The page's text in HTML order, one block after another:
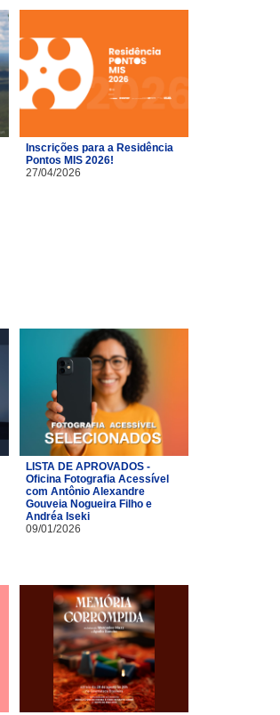
Inscrições para a Residência
Pontos MIS 2026!
27/04/2026
LISTA DE APROVADOS -
Oficina Fotografia Acessível
com Antônio Alexandre
Gouveia Nogueira Filho e
Andréa Iseki
09/01/2026